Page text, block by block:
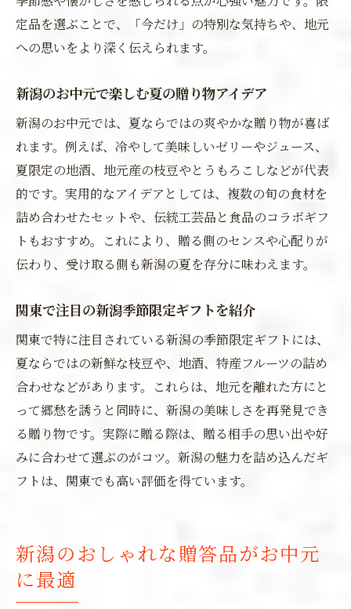
定品を選ぶことで、「今だけ」の特別な気持ちや、地元
への思いをより深く伝えられます。
新潟のお中元で楽しむ夏の贈り物アイデア
新潟のお中元では、夏ならではの爽やかな贈り物が喜ば
れます。例えば、冷やして美味しいゼリーやジュース、
夏限定の地酒、地元産の枝豆やとうもろこしなどが代表
的です。実用的なアイデアとしては、複数の旬の食材を
詰め合わせたセットや、伝統工芸品と食品のコラボギフ
トもおすすめ。これにより、贈る側のセンスや心配りが
伝わり、受け取る側も新潟の夏を存分に味わえます。
関東で注目の新潟季節限定ギフトを紹介
関東で特に注目されている新潟の季節限定ギフトには、
夏ならではの新鮮な枝豆や、地酒、特産フルーツの詰め
合わせなどがあります。これらは、地元を離れた方にと
って郷愁を誘うと同時に、新潟の美味しさを再発見でき
る贈り物です。実際に贈る際は、贈る相手の思い出や好
みに合わせて選ぶのがコツ。新潟の魅力を詰め込んだギ
フトは、関東でも高い評価を得ています。
新潟のおしゃれな贈答品がお中元
に最適